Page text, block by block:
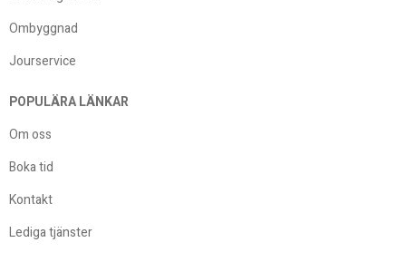
Ombyggnad
Jourservice
POPULÄRA LÄNKAR
Om oss
Boka tid
Kontakt
Lediga tjänster